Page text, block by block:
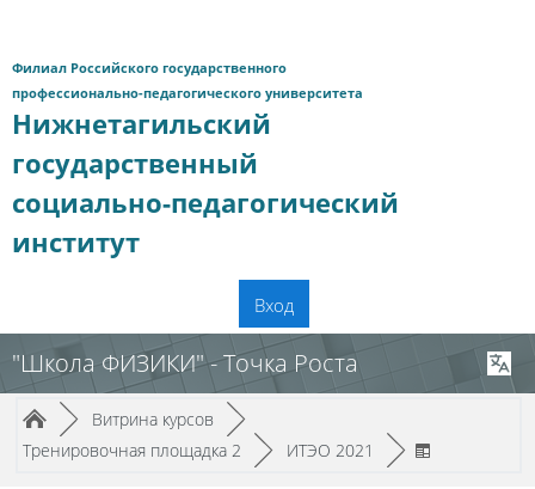
Филиал Российского государственного
профессионально-педагогического университета
Нижнетагильский
государственный
социально-педагогический
институт
Вход
"Школа ФИЗИКИ" - Точка Роста
Путь к странице
/► Витрина курсов /►
Тренировочная площадка 2
/► ИТЭО 2021 /►